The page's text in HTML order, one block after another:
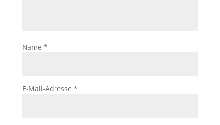
Name *
E-Mail-Adresse *